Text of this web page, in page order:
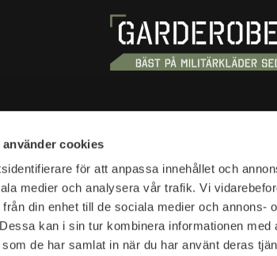
cookies
för att anpassa innehållet och
medier och analysera vår trafik. Vi
din enhet till de sociala medier och annons-
kan i sin tur kombinera informationen med
de har samlat in när du har använt deras
20
59 Stockholm
Opening hours:
Fri: 10-18